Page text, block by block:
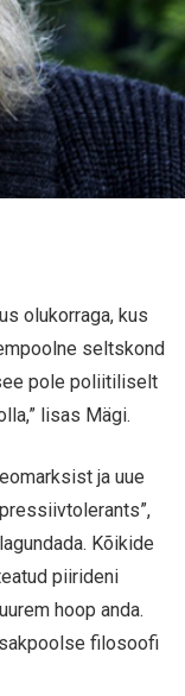
olukorraga, kus
seltskond
pole poliitiliselt
lisas Mägi.
ja uue
Kõikide
piirideni
hoop anda.
filosoofi